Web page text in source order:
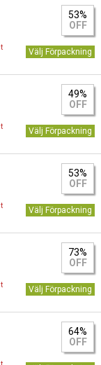
53%
OFF
Välj Förpackning
49%
OFF
Välj Förpackning
53%
OFF
Välj Förpackning
73%
OFF
Välj Förpackning
64%
OFF